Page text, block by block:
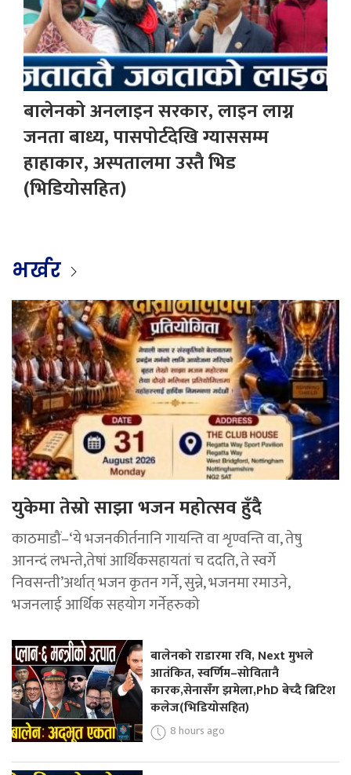
बालेनको अनलाइन सरकार, लाइन लाग्न
जनता बाध्य, पासपोर्टदेखि ग्याससम्म
हाहाकार, अस्पतालमा उस्तै भिड
(भिडियोसहित)
भर्खर
युकेमा तेस्रो साझा भजन महोत्सव हुँदै
काठमाडौं–‘ये भजनकीर्तनानि गायन्ति वा शृण्वन्ति वा, तेषु
आनन्दं लभन्ते,तेषां आर्थिकसहायतां च ददति, ते स्वर्गे
निवसन्ती’अर्थात् भजन कृतन गर्ने, सुन्ने, भजनमा रमाउने,
भजनलाई आर्थिक सहयोग गर्नेहरुको
बालेनको राडारमा रवि, Next मुभले
आतंकित, स्वर्णिम–सोवितानै
कारक,सेनासँग झमेला,PhD बेच्दै ब्रिटिश
कलेज(भिडियोसहित)
8 hours ago